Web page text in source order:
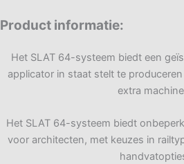
Product informatie:
Het SLAT 64-systeem biedt een
applicator in staat stelt te
extra
Het SLAT 64-systeem biedt
voor architecten, met keuzes in